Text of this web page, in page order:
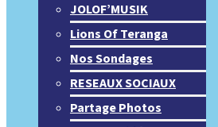
JOLOF’MUSIK
Lions Of Teranga
Nos Sondages
RESEAUX SOCIAUX
Partage Photos